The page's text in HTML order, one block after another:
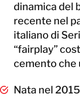
dinamica del
recente nel
italiano di
“fairplay”
cemento che
Nata nel